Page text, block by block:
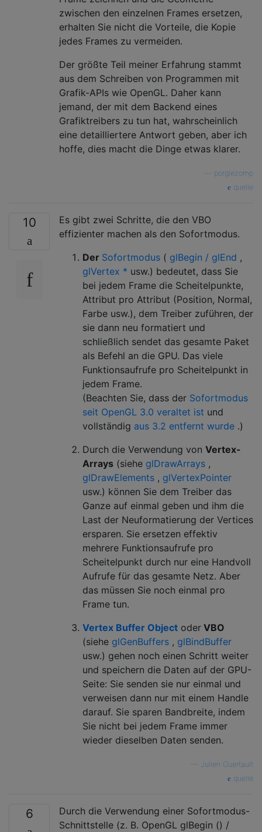
zwischen den einzelnen Frames ersetzen,
erhalten Sie nicht die Vorteile, die Kopie
jedes Frames zu vermeiden.
Der größte Teil meiner Erfahrung stammt
aus dem Schreiben von Programmen mit
Grafik-APIs wie OpenGL. Daher kann
jemand, der mit dem Backend eines
Grafiktreibers zu tun hat, wahrscheinlich
eine detailliertere Antwort geben, aber ich
hoffe, dies macht die Dinge etwas klarer.
porglezomp
quelle
10
Es gibt zwei Schritte, die den VBO
effizienter machen als den Sofortmodus.
Der Sofortmodus ( glBegin / glEnd ,
glVertex * usw.) bedeutet, dass Sie
bei jedem Frame die Scheitelpunkte,
Attribut pro Attribut (Position, Normal,
Farbe usw.), dem Treiber zuführen, der
sie dann neu formatiert und
schließlich sendet das gesamte Paket
als Befehl an die GPU. Das viele
Funktionsaufrufe pro Scheitelpunkt in
jedem Frame.
(Beachten Sie, dass der Sofortmodus
seit OpenGL 3.0 veraltet ist und
vollständig aus 3.2 entfernt wurde .)
Durch die Verwendung von Vertex-
Arrays (siehe glDrawArrays ,
glDrawElements , glVertexPointer
usw.) können Sie dem Treiber das
Ganze auf einmal geben und ihm die
Last der Neuformatierung der Vertices
ersparen. Sie ersetzen effektiv
mehrere Funktionsaufrufe pro
Scheitelpunkt durch nur eine Handvoll
Aufrufe für das gesamte Netz. Aber
das müssen Sie noch einmal pro
Frame tun.
Vertex Buffer Object oder VBO
(siehe glGenBuffers , glBindBuffer
usw.) gehen noch einen Schritt weiter
und speichern die Daten auf der GPU-
Seite: Sie senden sie nur einmal und
verweisen dann nur mit einem Handle
darauf. Sie sparen Bandbreite, indem
Sie nicht bei jedem Frame immer
wieder dieselben Daten senden.
Julien Guertault
quelle
6
Durch die Verwendung einer Sofortmodus-
Schnittstelle (z. B. OpenGL glBegin () /